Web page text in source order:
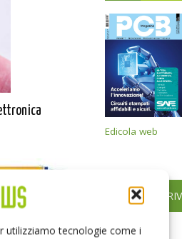
utilizziamo tecnologie come i
Edicola web